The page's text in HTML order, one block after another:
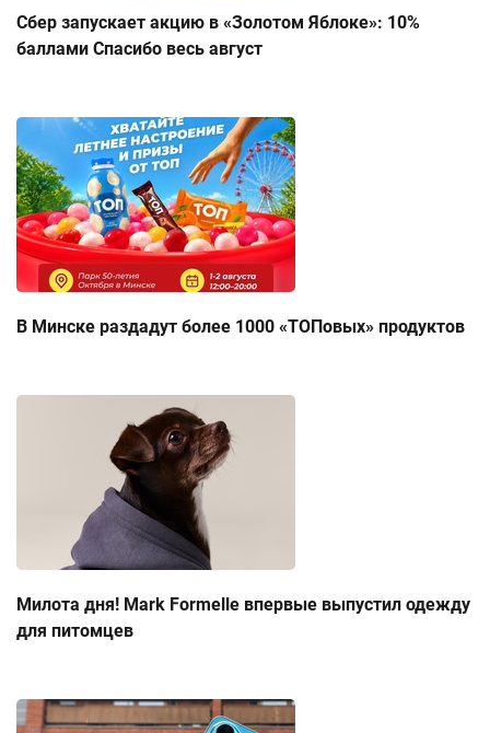
Сбер запускает акцию в «Золотом Яблоке»: 10%
баллами Спасибо весь август
В Минске раздадут более 1000 «ТОПовых» продуктов
Милота дня! Mark Formelle впервые выпустил одежду
для питомцев